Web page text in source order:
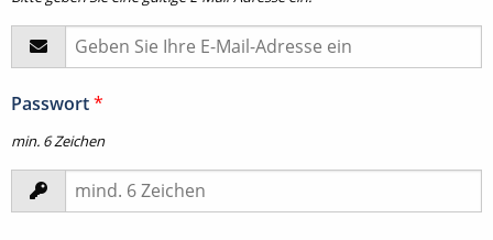
Passwort*
min. 6 Zeichen